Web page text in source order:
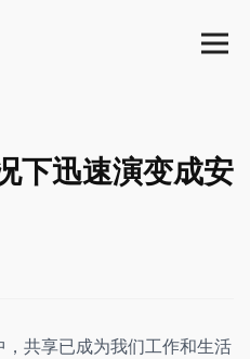
下迅速演变成安
共享已成为我们工作和生活